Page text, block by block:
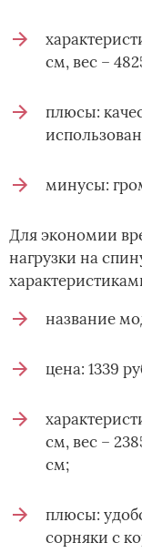
см, вес –
плюсы:
минусы:
Для экономии
нагрузки на
название
цена: 1339
см, вес –
см;
плюсы:
сорняки с